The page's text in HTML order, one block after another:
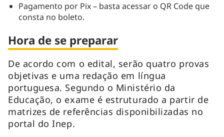
Pagamento por Pix – basta acessar o QR Code que
consta no boleto.
Hora de se preparar
De acordo com o edital, serão quatro provas
objetivas e uma redação em língua
portuguesa. Segundo o Ministério da
Educação, o exame é estruturado a partir de
matrizes de referências disponibilizadas no
portal do Inep.